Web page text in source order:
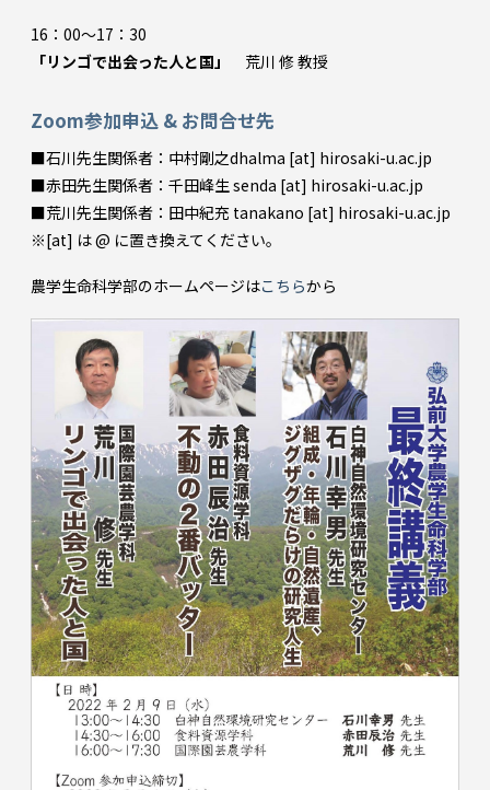
16：00～17：30
「リンゴで出会った人と国」
荒川 修 教授
Zoom参加申込 & お問合せ先
■石川先生関係者：中村剛之dhalma [at] hirosaki-u.ac.jp
■赤田先生関係者：千田峰生 senda [at] hirosaki-u.ac.jp
■荒川先生関係者：田中紀充 tanakano [at] hirosaki-u.ac.jp
※[at] は @ に置き換えてください。
農学生命科学部のホームページはこちらから